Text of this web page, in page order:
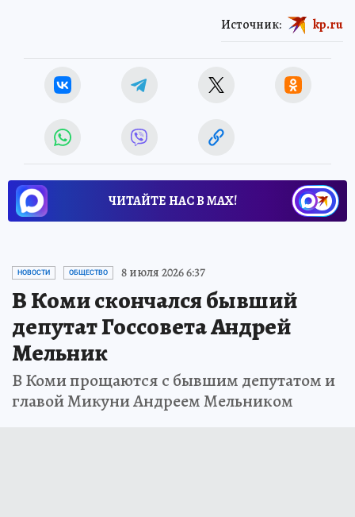
Источник: kp.ru
ЧИТАЙТЕ НАС В МАХ!
НОВОСТИ ОБЩЕСТВО 8 июля 2026 6:37
В Коми скончался бывший
депутат Госсовета Андрей
Мельник
В Коми прощаются с бывшим депутатом и
главой Микуни Андреем Мельником